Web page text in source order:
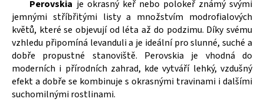
Perovskia je okrasný keř nebo polokeř známý svými
jemnými stříbřitými listy a množstvím modrofialových
květů, které se objevují od léta až do podzimu. Díky svému
vzhledu připomíná levanduli a je ideální pro slunné, suché a
dobře propustné stanoviště. Perovskia je vhodná do
moderních i přírodních zahrad, kde vytváří lehký, vzdušný
efekt a dobře se kombinuje s okrasnými travinami i dalšími
suchomilnými rostlinami.
b
u
j
e
t
e